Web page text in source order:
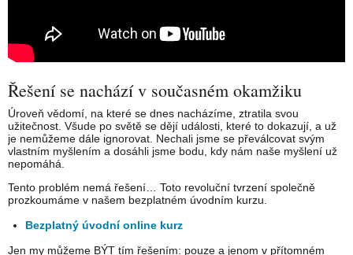
Řešení se nachází v současném okamžiku
Úroveň vědomí, na které se dnes nacházíme, ztratila svou
užitečnost. Všude po světě se dějí události, které to dokazují, a už
je nemůžeme dále ignorovat. Nechali jsme se převálcovat svým
vlastním myšlením a dosáhli jsme bodu, kdy nám naše myšlení už
nepomáhá.
Tento problém nemá řešení… Toto revoluční tvrzení společně
prozkoumáme v našem bezplatném úvodním kurzu.
Bezplatný úvodní online kurz
Jen my můžeme BÝT tím řešením: pouze a jenom v přítomném